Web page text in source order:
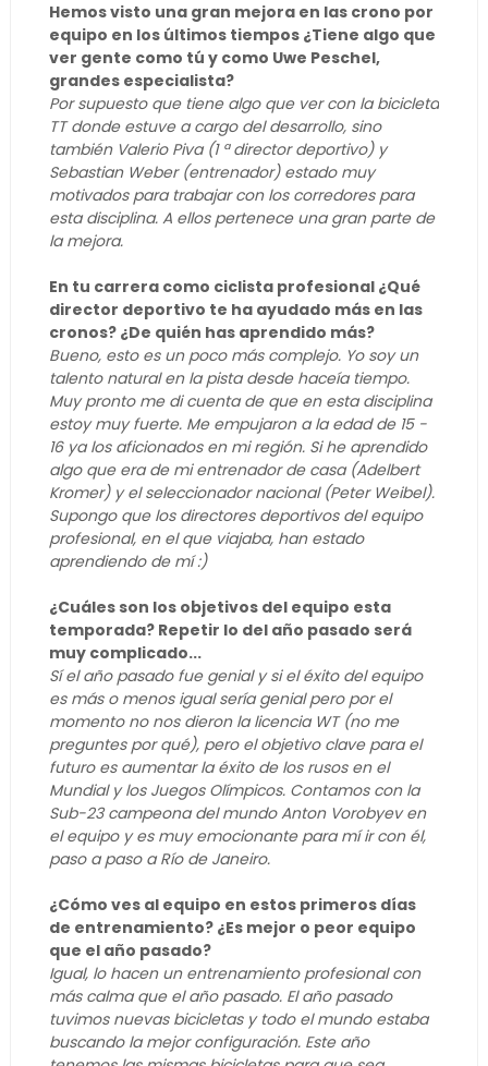
Hemos visto una gran mejora en las crono por
equipo en los últimos tiempos ¿Tiene algo que
ver gente como tú y como Uwe Peschel,
grandes especialista?
Por supuesto que tiene algo que ver con la bicicleta
TT donde estuve a cargo del desarrollo, sino
también Valerio Piva (1 ª director deportivo) y
Sebastian Weber (entrenador) estado muy
motivados para trabajar con los corredores para
esta disciplina. A ellos pertenece una gran parte de
la mejora.
En tu carrera como ciclista profesional ¿Qué
director deportivo te ha ayudado más en las
cronos? ¿De quién has aprendido más?
Bueno, esto es un poco más complejo. Yo soy un
talento natural en la pista desde haceía tiempo.
Muy pronto me di cuenta de que en esta disciplina
estoy muy fuerte. Me empujaron a la edad de 15 -
16 ya los aficionados en mi región. Si he aprendido
algo que era de mi entrenador de casa (Adelbert
Kromer) y el seleccionador nacional (Peter Weibel).
Supongo que los directores deportivos del equipo
profesional, en el que viajaba, han estado
aprendiendo de mí :)
¿Cuáles son los objetivos del equipo esta
temporada? Repetir lo del año pasado será
muy complicado...
Sí el año pasado fue genial y si el éxito del equipo
es más o menos igual sería genial pero por el
momento no nos dieron la licencia WT (no me
preguntes por qué), pero el objetivo clave para el
futuro es aumentar la éxito de los rusos en el
Mundial y los Juegos Olímpicos. Contamos con la
Sub-23 campeona del mundo Anton Vorobyev en
el equipo y es muy emocionante para mí ir con él,
paso a paso a Río de Janeiro.
¿Cómo ves al equipo en estos primeros días
de entrenamiento? ¿Es mejor o peor equipo
que el año pasado?
Igual, lo hacen un entrenamiento profesional con
más calma que el año pasado. El año pasado
tuvimos nuevas bicicletas y todo el mundo estaba
buscando la mejor configuración. Este año